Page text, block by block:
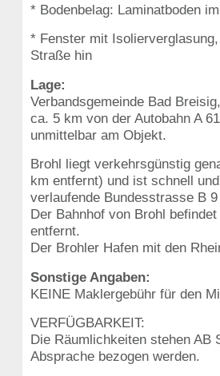
* Bodenbelag: Laminatboden
* Fenster mit
Straße hin
Lage:
Verbandsgemeinde Bad
ca. 5 km von der Autobahn A
unmittelbar am Objekt.
Brohl liegt verkehrsgünstig
km entfernt) und ist schnell
verlaufende Bundesstrasse B
Der Bahnhof von Brohl
entfernt.
Der Brohler Hafen mit den
Sonstige Angaben:
KEINE Maklergebühr für den
VERFÜGBARKEIT:
Die Räumlichkeiten stehen AB
Absprache bezogen werden.